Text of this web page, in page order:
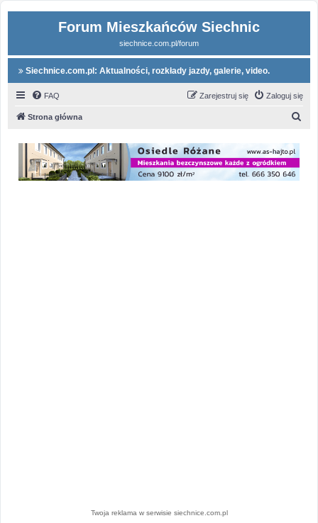
Forum Mieszkańców Siechnic
siechnice.com.pl/forum
Siechnice.com.pl: Aktualności, rozkłady jazdy, galerie, video.
FAQ Zaloguj się
Zarejestruj się
Strona główna
Twoja reklama w serwisie siechnice.com.pl